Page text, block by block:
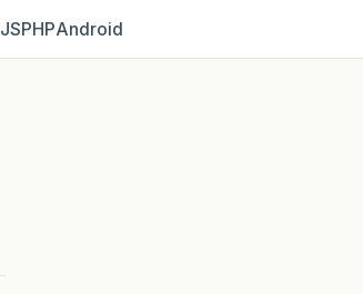
JSPHPAndroid